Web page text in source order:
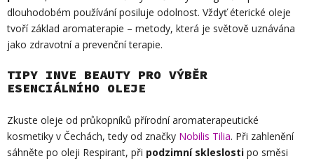
dlouhodobém používání posiluje odolnost. Vždyť éterické oleje
tvoří základ aromaterapie – metody, která je světově uznávána
jako zdravotní a prevenční terapie.
TIPY INVE BEAUTY PRO VÝBĚR
ESENCIÁLNÍHO OLEJE
Zkuste oleje od průkopníků přírodní aromaterapeutické
kosmetiky v Čechách, tedy od značky Nobilis Tilia. Při zahlenění
sáhněte po oleji Respirant, při podzimní skleslosti po směsi